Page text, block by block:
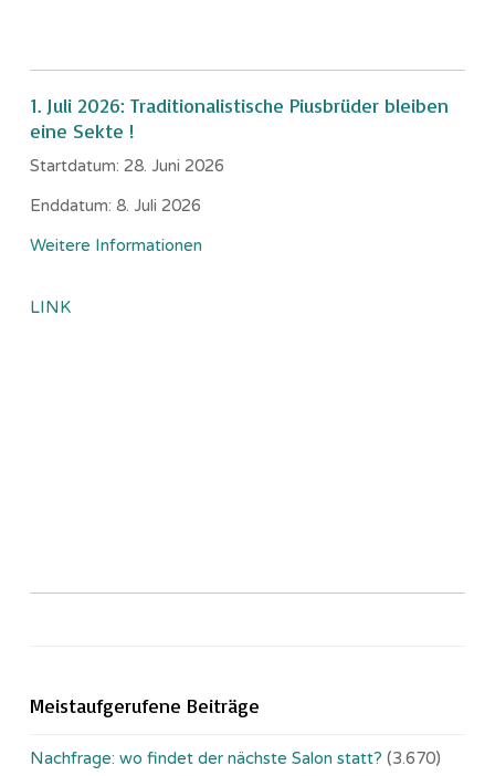
1. Juli 2026: Traditionalistische Piusbrüder bleiben
eine Sekte !
Startdatum: 28. Juni 2026
Enddatum: 8. Juli 2026
Weitere Informationen
LINK
Meistaufgerufene Beiträge
Nachfrage: wo findet der nächste Salon statt? (3.670)